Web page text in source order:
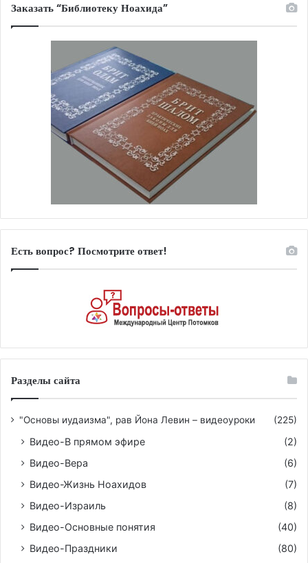
Заказать “Библиотеку Ноахида”
Есть вопрос? Посмотрите ответ!
Разделы сайта
"Основы иудаизма", рав Йона Левин – видеоуроки (225)
Видео-В прямом эфире
(2)
Видео-Вера
(6)
Видео-Жизнь Ноахидов
(7)
Видео-Израиль
(8)
Видео-Основные понятия
(40)
Видео-Праздники
(80)